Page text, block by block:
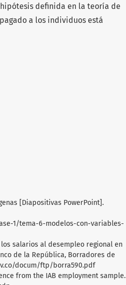
definida en la teoría de
a los individuos está
[Diapositivas PowerPoint].
1/tema-6-modelos-con-variables-
los salarios al desempleo regional en
de la República, Borradores de
docum/ftp/borra590.pdf
from the IAB employment sample.